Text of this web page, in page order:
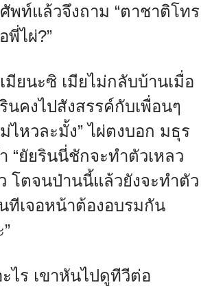
พท์แล้วจึงถาม “ตาชาติโทร
พี่ไผ่?”
มียนะซิ เมียไม่กลับบ้านเมื่อ
นคงไปสังสรรค์กับเพื่อนๆ
ไหวละมั้ง” ไผ่ตงบอก มธุร
“ยัยรินนี่ชักจะทำตัวเหลว
โตจนป่านนี้แล้วยังจะทำตัว
ทีเจอหน้าต้องอบรมกัน
ไร เขาหันไปดูทีวีต่อ